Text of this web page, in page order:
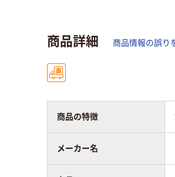
ポリエ
アスクル商品環境
商品詳細 商品情報の誤り
商品の特徴
メーカー名